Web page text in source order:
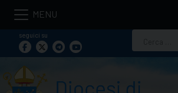
Skip
contentseguici su
per: